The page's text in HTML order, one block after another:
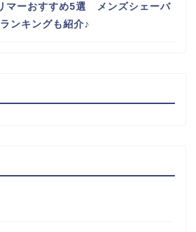
マーおすすめ5選 メンズシェーバ
ンキングも紹介♪